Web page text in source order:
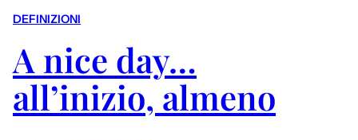
DEFINIZIONI
A nice day…
all’inizio, almeno